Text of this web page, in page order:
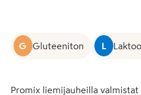
G Gluteeniton L
Promix liemijauheilla